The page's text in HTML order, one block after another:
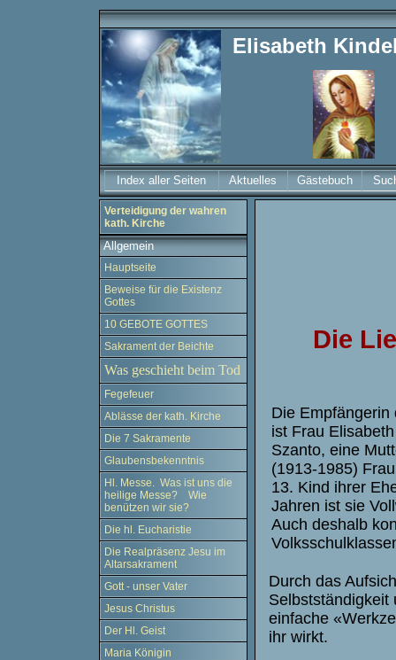
Elisabeth
Index aller Seiten Aktuelles Gästebuch
Verteidigung der wahren
kath. Kirche
Allgemein
Hauptseite
Beweise für die Existenz
Gottes
10 GEBOTE GOTTES
Sakrament der Beichte
Was geschieht beim Tod
Fegefeuer
Ablässe der kath. Kirche
Die 7 Sakramente
Glaubensbekenntnis
Hl. Messe. Was ist uns die
heilige Messe? Wie
benützen wir sie?
Die hl. Eucharistie
Die Realpräsenz Jesu im
Altarsakrament
Gott - unser Vater
Jesus Christus
Der Hl. Geist
Maria Königin
Die
Die Empfängerin
ist Frau
Szanto, eine
(1913-1985)
13. Kind ihrer
Jahren ist sie
Auch deshalb
Durch das
Selbstständigkeit
einfache
ihr wirkt.